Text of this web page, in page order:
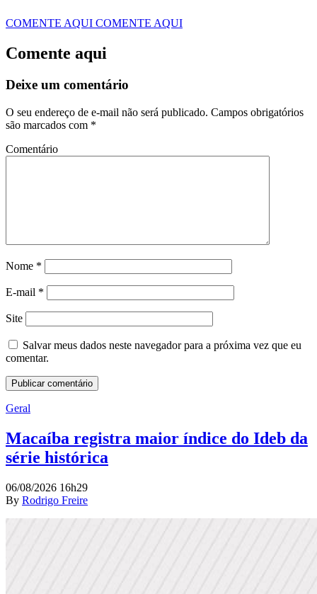
COMENTE AQUI COMENTE AQUI
Comente aqui
Deixe um comentário
O seu endereço de e-mail não será publicado. Campos obrigatórios
são marcados com *
Comentário
Nome *
E-mail *
Site
Salvar meus dados neste navegador para a próxima vez que eu
comentar.
Geral
Macaíba registra maior índice do Ideb da
série histórica
06/08/2026 16h29
By Rodrigo Freire